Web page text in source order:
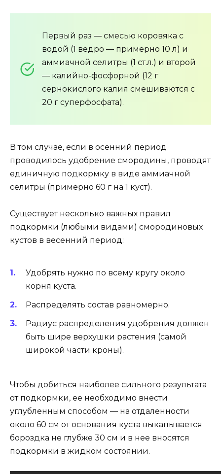
Первый раз — смесью коровяка с
водой (1 ведро — примерно 10 л) и
аммиачной селитры (1 ст.л.) и второй
— калийно-фосфорной (12 г
сернокислого калия смешиваются с
20 г суперфосфата).
В том случае, если в осенний период
проводилось удобрение смородины, проводят
единичную подкормку в виде аммиачной
селитры (примерно 60 г на 1 куст).
Существует несколько важных правил
подкормки (любыми видами) смородиновых
кустов в весенний период:
Удобрять нужно по всему кругу около
корня куста.
Распределять состав равномерно.
Радиус распределения удобрения должен
быть шире верхушки растения (самой
широкой части кроны).
Чтобы добиться наиболее сильного результата
от подкормки, ее необходимо внести
углубленным способом — на отдаленности
около 60 см от основания куста выкапывается
бороздка не глубже 30 см и в нее вносятся
подкормки в жидком состоянии.